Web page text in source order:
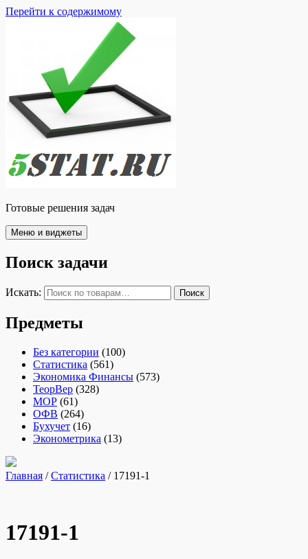
Перейти к содержимому
Готовые решения задач
Меню и виджеты
Поиск задачи
Искать: Поиск
Предметы
Без категории (100)
Статистика (561)
Экономика Финансы (573)
ТеорВер (328)
МОР (61)
ОФВ (264)
Бухучет (16)
Эконометрика (13)
Главная /Статистика / 17191-1
17191-1